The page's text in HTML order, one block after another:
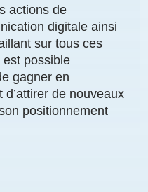
actions de
digitale ainsi
sur tous ces
est possible
gagner en
attirer de nouveaux
positionnement